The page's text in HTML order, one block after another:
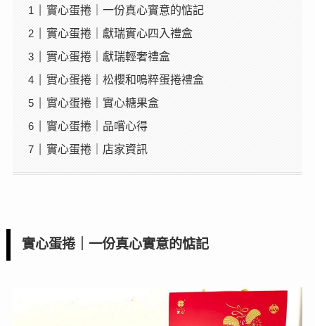
實心蛋捲｜一份真心實意的惦記
實心蛋捲｜獻瑞實心四入禮盒
實心蛋捲｜獻瑞輕奢禮盒
實心蛋捲｜松櫻和鳴粹蛋捲禮盒
實心蛋捲｜實心糖果盒
實心蛋捲｜品嚐心得
實心蛋捲｜店家資訊
實心蛋捲｜一份真心實意的惦記